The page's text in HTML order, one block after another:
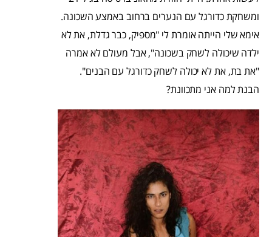
ומשחקת כדורגל עם הנערים ברחוב באמצע השכונה.
אימא שלי הייתה אומרת לי "מספיק, כבר גדלת, את לא
ילדה שיכולה לשחק בשכונה", אבל מעולם לא אמרה
"את בת, את לא יכולה לשחק כדורגל עם הבנים".
הבנת למה אני מתכוונת?